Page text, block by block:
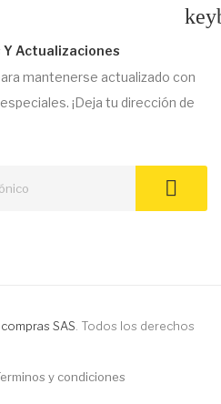
Actualizaciones
mantenerse actualizado con
¡Deja tu dirección de
SAS . Todos los derechos
y condiciones